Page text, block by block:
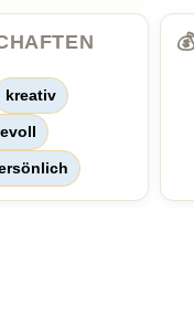
kreativ